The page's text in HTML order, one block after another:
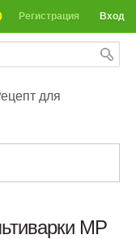
Вход
Регистрация
для
MP